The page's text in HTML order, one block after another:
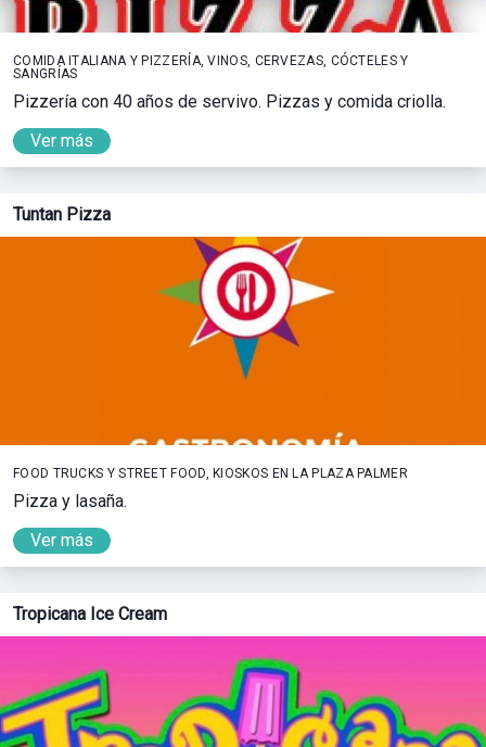
COMIDA ITALIANA Y PIZZERÍA, VINOS, CERVEZAS, CÓCTELES Y
SANGRÍAS
Pizzería con 40 años de servivo. Pizzas y comida criolla.
Ver más
Tuntan Pizza
FOOD TRUCKS Y STREET FOOD, KIOSKOS EN LA PLAZA PALMER
Pizza y lasaña.
Ver más
Tropicana Ice Cream